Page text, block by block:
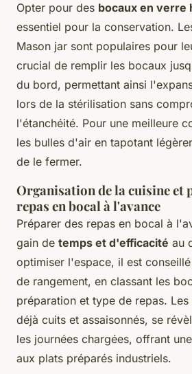
Opter pour des bocaux en verre
essentiel pour la conservation.
Mason jar sont populaires pour
crucial de remplir les bocaux
du bord, permettant ainsi
lors de la stérilisation sans
l'étanchéité. Pour une meilleure
les bulles d'air en tapotant
de le fermer.
Organisation de la cuisine et
repas en bocal à l'avance
Préparer des repas en bocal à
gain de temps et d'efficacité au
optimiser l'espace, il est
de rangement, en classant les
préparation et type de repas.
déjà cuits et assaisonnés, se
les journées chargées, offrant
aux plats préparés industriels.